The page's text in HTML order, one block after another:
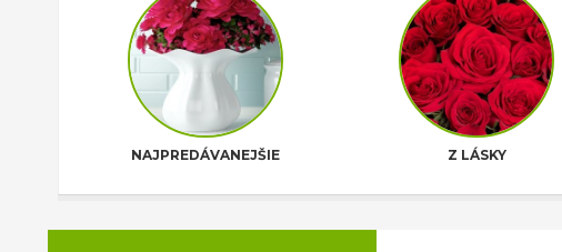
NAJPREDÁVANEJŠIE Z LÁSKY